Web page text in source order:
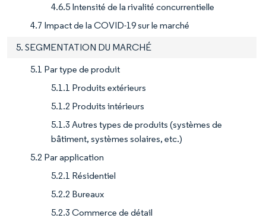
4.6.5 Intensité de la rivalité concurrentielle
4.7 Impact de la COVID-19 sur le marché
5. SEGMENTATION DU MARCHÉ
5.1 Par type de produit
5.1.1 Produits extérieurs
5.1.2 Produits intérieurs
5.1.3 Autres types de produits (systèmes de
bâtiment, systèmes solaires, etc.)
5.2 Par application
5.2.1 Résidentiel
5.2.2 Bureaux
5.2.3 Commerce de détail